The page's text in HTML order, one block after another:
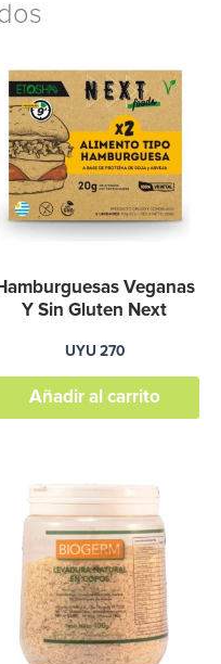
Veganas
Y Sin Gluten Next
UYU 270
Añadir al carrito